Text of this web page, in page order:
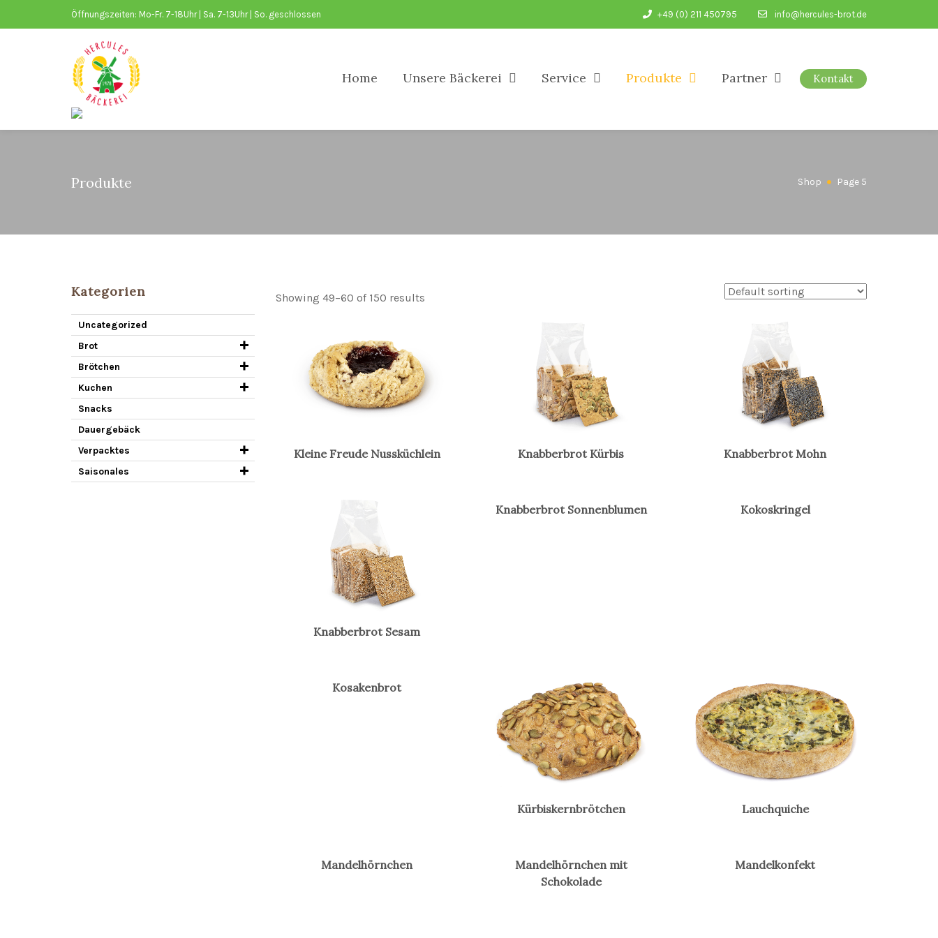
Öffnungszeiten: Mo-Fr. 7-18Uhr | Sa. 7-13Uhr | So. geschlossen +49 (0) 211 450795 info@hercules-brot.de
Home Unsere Bäckerei Service Produkte Partner Kontakt
Produkte Shop Page 5
Showing 49–60 of 150 results
Kleine Freude Nussküchlein Knabberbrot Kürbis Knabberbrot Mohn
Knabberbrot Sesam
Knabberbrot Sonnenblumen Kokoskringel
Kosakenbrot
Kürbiskernbrötchen Lauchquiche
Mandelhörnchen
Mandelhörnchen mit
Schokolade
Mandelkonfekt
Kategorien
Uncategorized
Brot
Brötchen
Kuchen
Snacks
Dauergebäck
Verpacktes
Saisonales